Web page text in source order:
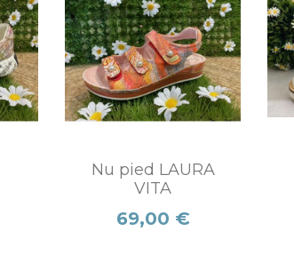
Nu pied LAURA
VITA
Prix
69,00 €